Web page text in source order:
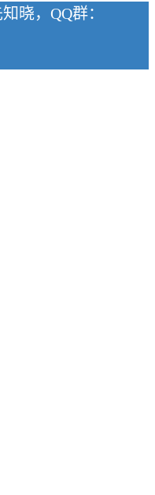
晓，QQ群：